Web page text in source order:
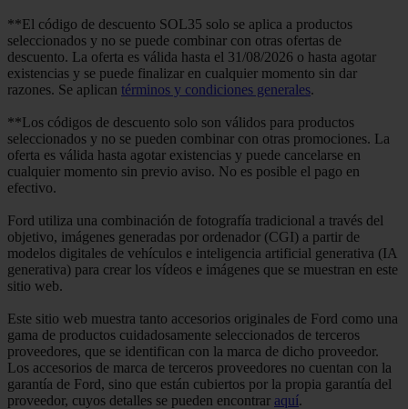
**El código de descuento SOL35 solo se aplica a productos
seleccionados y no se puede combinar con otras ofertas de
descuento. La oferta es válida hasta el 31/08/2026 o hasta agotar
existencias y se puede finalizar en cualquier momento sin dar
razones. Se aplican términos y condiciones generales.
**Los códigos de descuento solo son válidos para productos
seleccionados y no se pueden combinar con otras promociones. La
oferta es válida hasta agotar existencias y puede cancelarse en
cualquier momento sin previo aviso. No es posible el pago en
efectivo.
Ford utiliza una combinación de fotografía tradicional a través del
objetivo, imágenes generadas por ordenador (CGI) a partir de
modelos digitales de vehículos e inteligencia artificial generativa (IA
generativa) para crear los vídeos e imágenes que se muestran en este
sitio web.
Este sitio web muestra tanto accesorios originales de Ford como una
gama de productos cuidadosamente seleccionados de terceros
proveedores, que se identifican con la marca de dicho proveedor.
Los accesorios de marca de terceros proveedores no cuentan con la
garantía de Ford, sino que están cubiertos por la propia garantía del
proveedor, cuyos detalles se pueden encontrar aquí.